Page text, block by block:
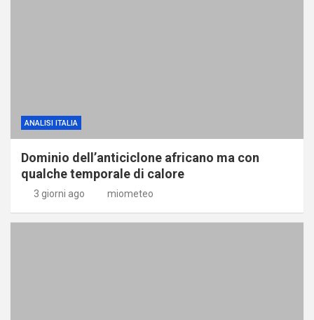
ANALISI ITALIA
Dominio dell’anticiclone africano ma con
qualche temporale di calore
3 giorni ago miometeo